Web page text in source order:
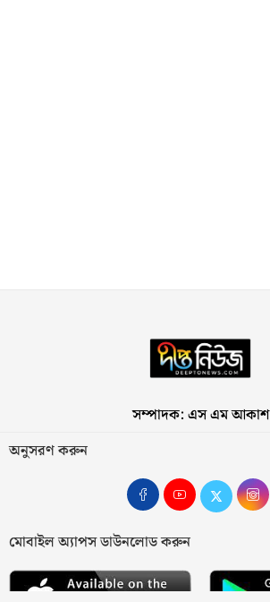
সম্পাদক: এস এম আকাশ
অনুসরণ করুন
মোবাইল অ্যাপস ডাউনলোড করুন